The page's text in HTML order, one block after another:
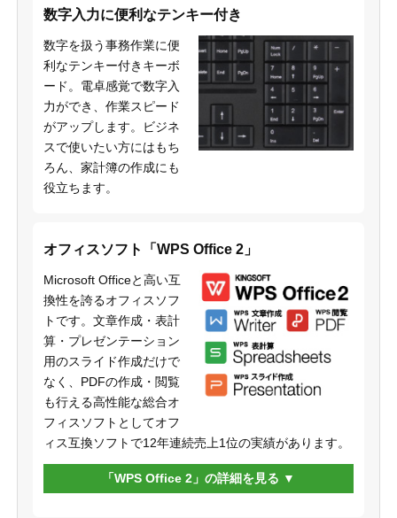
数字入力に便利なテンキー付き
数字を扱う事務作業に便
利なテンキー付きキーボ
ード。電卓感覚で数字入
力ができ、作業スピード
がアップします。ビジネ
スで使いたい方にはもち
ろん、家計簿の作成にも
役立ちます。
オフィスソフト「WPS Office 2」
Microsoft Officeと高い互
換性を誇るオフィスソフ
トです。文章作成・表計
算・プレゼンテーション
用のスライド作成だけで
なく、PDFの作成・閲覧
も行える高性能な総合オ
フィスソフトとしてオフ
ィス互換ソフトで12年連続売上1位の実績があります。
「WPS Office 2」の詳細を見る